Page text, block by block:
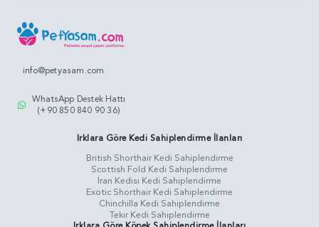
info@petyasam.com
WhatsApp Destek Hattı
(+90 850 840 90 36)
Irklara Göre Kedi Sahiplendirme İlanları
British Shorthair Kedi Sahiplendirme
Scottish Fold Kedi Sahiplendirme
İran Kedisi Kedi Sahiplendirme
Exotic Shorthair Kedi Sahiplendirme
Chinchilla Kedi Sahiplendirme
Tekir Kedi Sahiplendirme